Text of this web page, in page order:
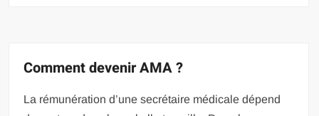
Comment devenir AMA ?
La rémunération d’une secrétaire médicale dépend